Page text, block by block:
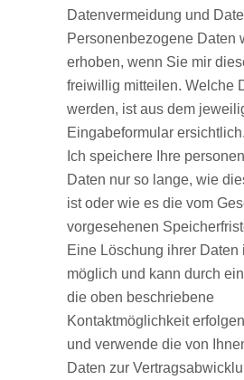
Datenvermeidung und
Personenbezogene Daten
erhoben, wenn Sie mir
freiwillig mitteilen. Welche
werden, ist aus dem
Eingabeformular ersichtlich.
Ich speichere Ihre
Daten nur so lange, wie
ist oder wie es die vom
vorgesehenen
Eine Löschung ihrer Daten
möglich und kann durch
die oben beschriebene
Kontaktmöglichkeit
und verwende die von
Daten zur